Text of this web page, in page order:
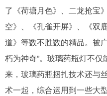
了《荷塘月色》、二龙抢宝
空》、《孔雀开屏》、《双
道》等数不胜数的精品。被
朽为神奇”。玻璃药瓶灯不
来，玻璃药瓶捆扎技术还与
术一起，综合运用到一些大